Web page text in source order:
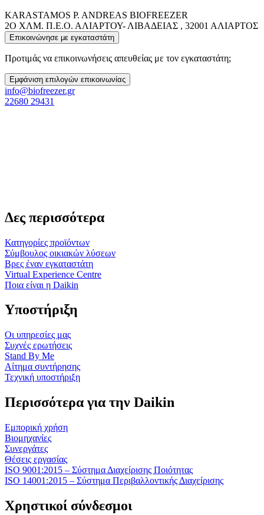
KARASTAMOS P. ANDREAS BIOFREEZER
2Ο ΧΛΜ. Π.Ε.Ο. ΑΛΙΑΡΤΟΥ- ΛΙΒΑΔΕΙΑΣ , 32001 ΑΛΙΑΡΤΟΣ
Επικοινώνησε με εγκαταστάτη
Προτιμάς να επικοινωνήσεις απευθείας με τον εγκαταστάτη;
Εμφάνιση επιλογών επικοινωνίας
info@biofreezer.gr
22680 29431
Δες περισσότερα
Κατηγορίες προϊόντων
Σύμβουλος οικιακών λύσεων
Βρες έναν εγκαταστάτη
Virtual Experience Centre
Ποια είναι η Daikin
Υποστήριξη
Οι υπηρεσίες μας
Συχνές ερωτήσεις
Stand By Me
Αίτημα συντήρησης
Τεχνική υποστήριξη
Περισσότερα για την Daikin
Εμπορική χρήση
Βιομηχανίες
Συνεργάτες
Θέσεις εργασίας
ISO 9001:2015 – Σύστημα Διαχείρισης Ποιότητας
ISO 14001:2015 – Σύστημα Περιβαλλοντικής Διαχείρισης
Χρηστικοί σύνδεσμοι